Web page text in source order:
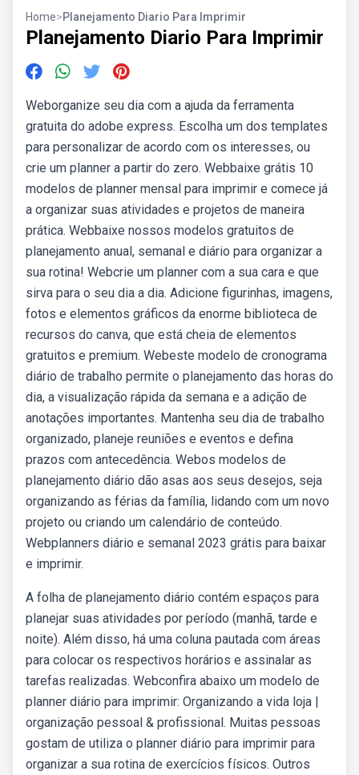
Home>Planejamento Diario Para Imprimir
Planejamento Diario Para Imprimir
Weborganize seu dia com a ajuda da ferramenta
gratuita do adobe express. Escolha um dos templates
para personalizar de acordo com os interesses, ou
crie um planner a partir do zero. Webbaixe grátis 10
modelos de planner mensal para imprimir e comece já
a organizar suas atividades e projetos de maneira
prática. Webbaixe nossos modelos gratuitos de
planejamento anual, semanal e diário para organizar a
sua rotina! Webcrie um planner com a sua cara e que
sirva para o seu dia a dia. Adicione figurinhas, imagens,
fotos e elementos gráficos da enorme biblioteca de
recursos do canva, que está cheia de elementos
gratuitos e premium. Webeste modelo de cronograma
diário de trabalho permite o planejamento das horas do
dia, a visualização rápida da semana e a adição de
anotações importantes. Mantenha seu dia de trabalho
organizado, planeje reuniões e eventos e defina
prazos com antecedência. Webos modelos de
planejamento diário dão asas aos seus desejos, seja
organizando as férias da família, lidando com um novo
projeto ou criando um calendário de conteúdo.
Webplanners diário e semanal 2023 grátis para baixar
e imprimir.
A folha de planejamento diário contém espaços para
planejar suas atividades por período (manhã, tarde e
noite). Além disso, há uma coluna pautada com áreas
para colocar os respectivos horários e assinalar as
tarefas realizadas. Webconfira abaixo um modelo de
planner diário para imprimir: Organizando a vida loja |
organização pessoal & profissional. Muitas pessoas
gostam de utiliza o planner diário para imprimir para
organizar a sua rotina de exercícios físicos. Outros